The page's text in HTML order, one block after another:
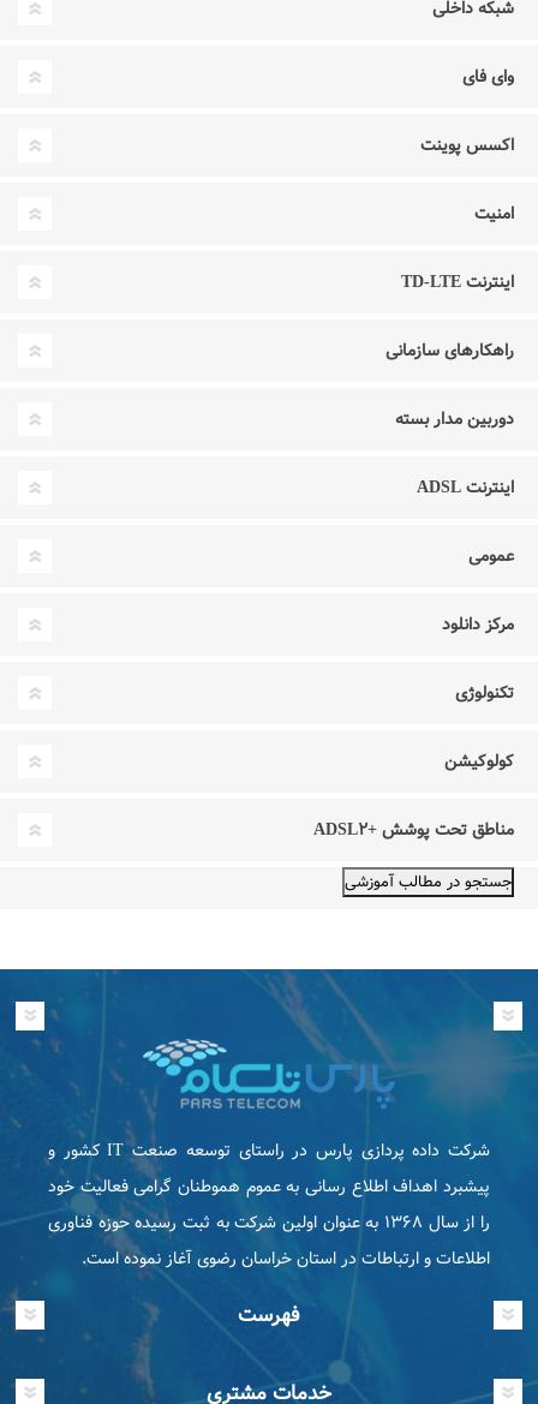
شبکه داخلی
وای فای
اکسس پوینت
امنیت
اینترنت TD-LTE
راهکارهای سازمانی
دوربین مدار بسته
اینترنت ADSL
عمومی
مرکز دانلود
تکنولوژی
کولوکیشن
مناطق تحت پوشش +ADSL۲
شرکت داده پردازی پارس در راستای توسعه صنعت IT كشور و
پیشبرد اهداف اطلاع رسانی به عموم هموطنان گرامی فعاليت خود
را از سال ۱۳۶۸ به عنوان اولین شرکت به ثبت رسیده حوزه فناوری
اطلاعات و ارتباطات در استان خراسان رضوی آغاز نموده است.
فهرست
خدمات مشتری